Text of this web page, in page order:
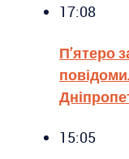
17:08
П’ятеро
15:05